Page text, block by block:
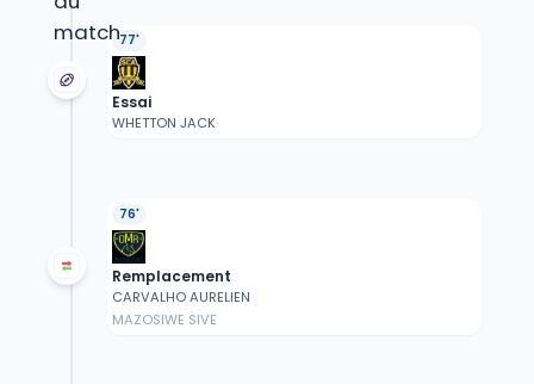
77'
Essai
WHETTON JACK
76'
Remplacement
CARVALHO AURELIEN
MAZOSIWE SIVE